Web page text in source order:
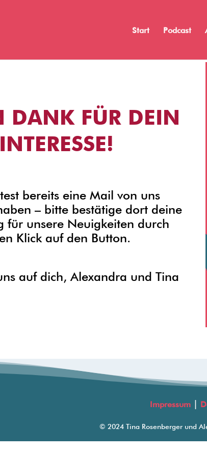
Start Podcast
DANK FÜR DEIN
INTERESSE!
bereits eine Mail von uns
– bitte bestätige dort deine
für unsere Neuigkeiten durch
Klick auf den Button.
auf dich, Alexandra und Tina
Impressum|
© 2024 Tina Rosenberger und